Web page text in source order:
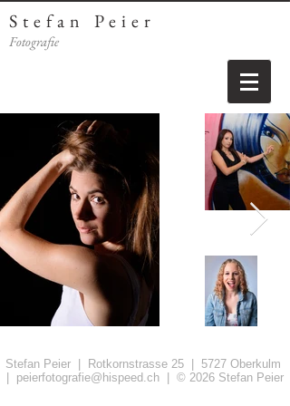
Stefan Peier
Fotografie
Stefan Peier | Rotkornstrasse 25 | 5727 Oberkulm
peierfotografie@hispeed.ch| © 2026 Stefan Peier